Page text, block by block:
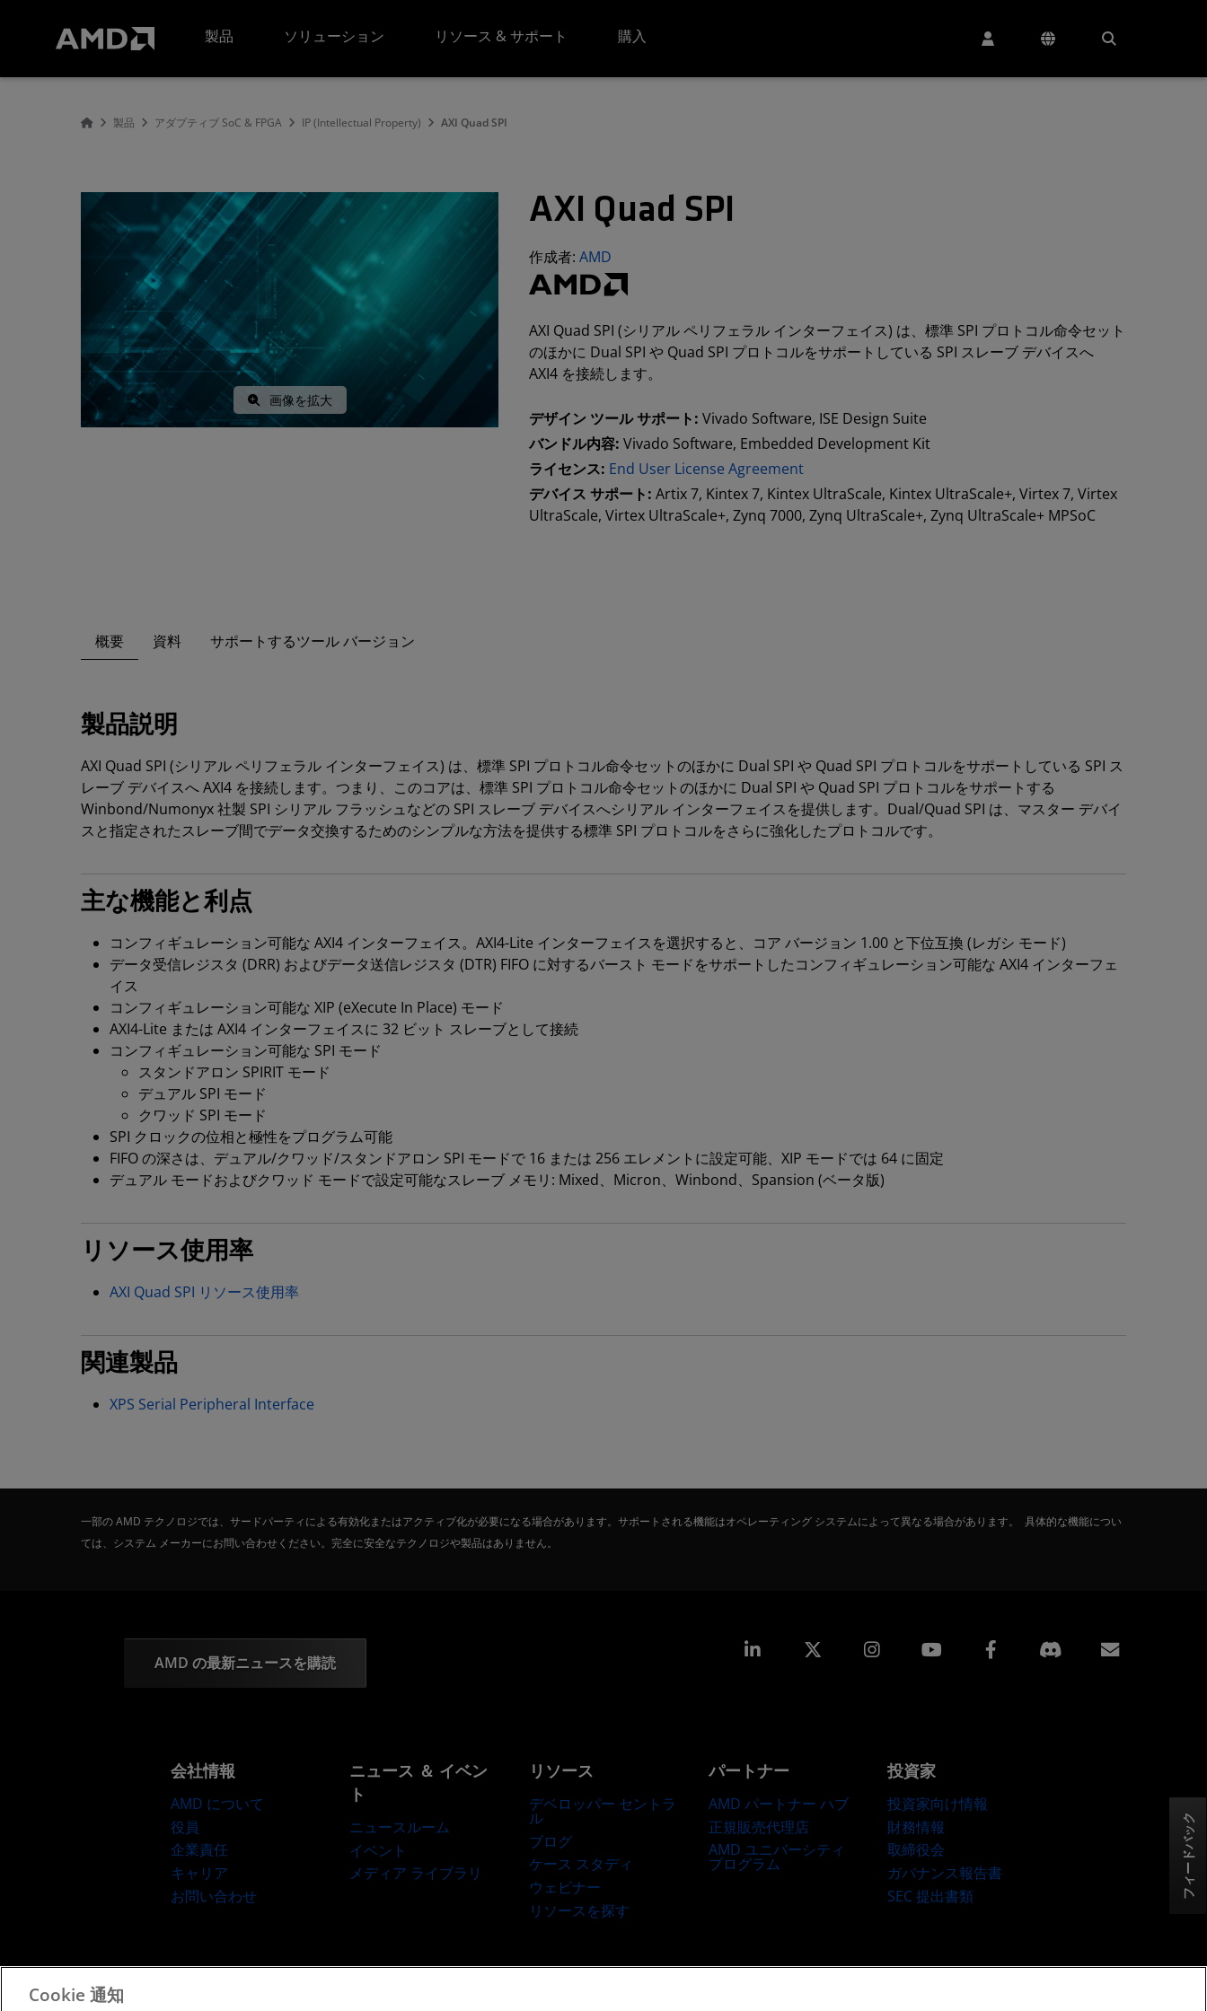
製品
ソリューション リソース & サポート 購入
製品 アダプティブ SoC & FPGA IP (Intellectual Property) AXI Quad SPI
画像を拡大
AXI Quad SPI
作成者:AMD
AXI Quad SPI (シリアル ペリフェラル インターフェイス) は、標準 SPI プロトコル命令セット
のほかに Dual SPI や Quad SPI プロトコルをサポートしている SPI スレーブ デバイスへ
AXI4 を接続します。
デザイン ツール サポート:Vivado Software, ISE Design Suite
バンドル内容:Vivado Software, Embedded Development Kit
ライセンス: End User License Agreement
デバイス サポート:Artix 7, Kintex 7, Kintex UltraScale, Kintex UltraScale+, Virtex 7, Virtex
UltraScale, Virtex UltraScale+, Zynq 7000, Zynq UltraScale+, Zynq UltraScale+ MPSoC
概要 資料 サポートするツール バージョン
製品説明
AXI Quad SPI (シリアル ペリフェラル インターフェイス) は、標準 SPI プロトコル命令セットのほかに Dual SPI や Quad SPI プロトコルをサポートしている SPI ス
レーブ デバイスへ AXI4 を接続します。つまり、このコアは、標準 SPI プロトコル命令セットのほかに Dual SPI や Quad SPI プロトコルをサポートする
Winbond/Numonyx 社製 SPI シリアル フラッシュなどの SPI スレーブ デバイスへシリアル インターフェイスを提供します。Dual/Quad SPI は、マスター デバイ
スと指定されたスレーブ間でデータ交換するためのシンプルな方法を提供する標準 SPI プロトコルをさらに強化したプロトコルです。
主な機能と利点
コンフィギュレーション可能な AXI4 インターフェイス。AXI4-Lite インターフェイスを選択すると、コア バージョン 1.00 と下位互換 (レガシ モード)
データ受信レジスタ (DRR) およびデータ送信レジスタ (DTR) FIFO に対するバースト モードをサポートしたコンフィギュレーション可能な AXI4 インターフェ
イス
コンフィギュレーション可能な XIP (eXecute In Place) モード
AXI4-Lite または AXI4 インターフェイスに 32 ビット スレーブとして接続
コンフィギュレーション可能な SPI モード
スタンドアロン SPIRIT モード
デュアル SPI モード
クワッド SPI モード
SPI クロックの位相と極性をプログラム可能
FIFO の深さは、デュアル/クワッド/スタンドアロン SPI モードで 16 または 256 エレメントに設定可能、XIP モードでは 64 に固定
デュアル モードおよびクワッド モードで設定可能なスレーブ メモリ: Mixed、Micron、Winbond、Spansion (ベータ版)
リソース使用率
AXI Quad SPI リソース使用率
関連製品
XPS Serial Peripheral Interface
一部の AMD テクノロジでは、サードパーティによる有効化またはアクティブ化が必要になる場合があります。サポートされる機能はオペレーティング システムによって異なる場合があります。 具体的な機能につい
ては、システム メーカーにお問い合わせください。完全に安全なテクノロジや製品はありません。
AMD の最新ニュースを購読
Linkedin Instagram Facebook
会社情報
AMD について
役員
企業責任
キャリア
お問い合わせ
ニュース ＆ イベン
ト
ニュースルーム
イベント
メディア ライブラリ
リソース
デベロッパー セントラ
ル
ブログ
ケース スタディ
ウェビナー
リソースを探す
パートナー
AMD パートナー ハブ
正規販売代理店
AMD ユニバーシティ
プログラム
投資家
投資家向け情報
財務情報
取締役会
ガバナンス報告書
SEC 提出書類
フィードバック
Cookie 通知